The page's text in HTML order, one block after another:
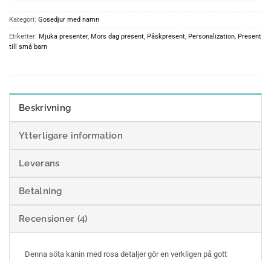
Kategori: Gosedjur med namn
Etiketter: Mjuka presenter, Mors dag present, Påskpresent, Personalization, Present
till små barn
Beskrivning
Ytterligare information
Leverans
Betalning
Recensioner (4)
Denna söta kanin med rosa detaljer gör en verkligen på gott